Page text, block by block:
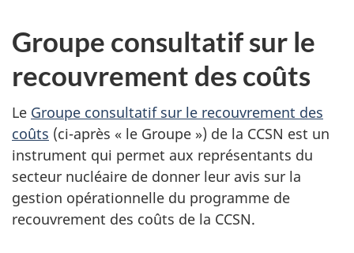
Groupe consultatif sur le
recouvrement des coûts
Le Groupe consultatif sur le recouvrement des
coûts (ci-après « le Groupe ») de la CCSN est un
instrument qui permet aux représentants du
secteur nucléaire de donner leur avis sur la
gestion opérationnelle du programme de
recouvrement des coûts de la CCSN.